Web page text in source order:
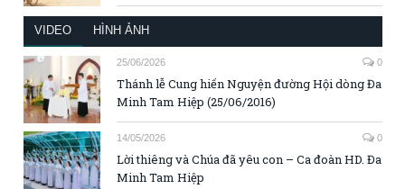
VIDEO HÌNH ẢNH
25/06/2026 0
Thánh lễ Cung hiến Nguyện đường Hội dòng Đa
Minh Tam Hiệp (25/06/2016)
14/05/2026 0
Lời thiêng và Chúa đã yêu con – Ca đoàn HD. Đa
Minh Tam Hiệp